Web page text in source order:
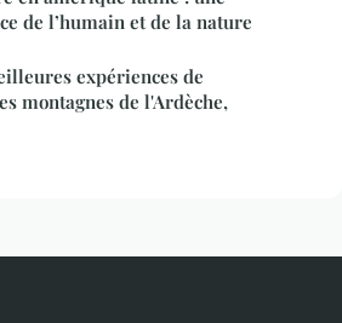
de l’humain et de la nature
expériences de
montagnes de l'Ardèche,